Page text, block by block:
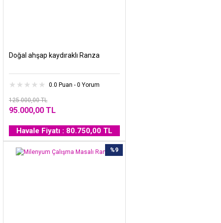
Doğal ahşap kaydıraklı Ranza
0.0 Puan - 0 Yorum
125.000,00 TL
95.000,00 TL
Havale Fiyatı : 80.750,00 TL
%9